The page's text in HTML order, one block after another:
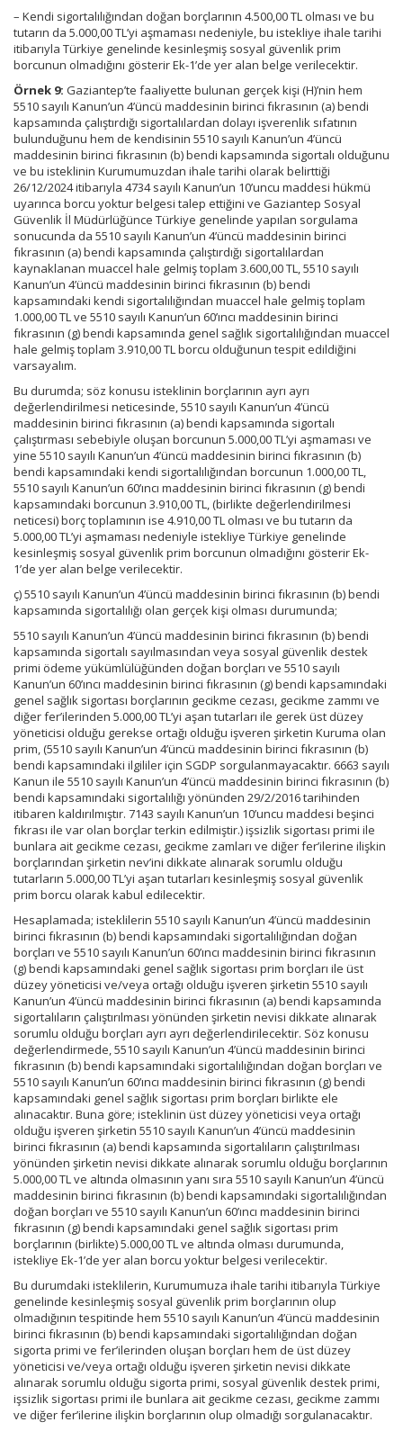
– Kendi sigortalılığından doğan borçlarının 4.500,00 TL olması ve bu
tutarın da 5.000,00 TL’yi aşmaması nedeniyle, bu istekliye ihale tarihi
itibarıyla Türkiye genelinde kesinleşmiş sosyal güvenlik prim
borcunun olmadığını gösterir Ek-1’de yer alan belge verilecektir.
Örnek 9: Gaziantep’te faaliyette bulunan gerçek kişi (H)’nin hem
5510 sayılı Kanun’un 4’üncü maddesinin birinci fıkrasının (a) bendi
kapsamında çalıştırdığı sigortalılardan dolayı işverenlik sıfatının
bulunduğunu hem de kendisinin 5510 sayılı Kanun’un 4’üncü
maddesinin birinci fıkrasının (b) bendi kapsamında sigortalı olduğunu
ve bu isteklinin Kurumumuzdan ihale tarihi olarak belirttiği
26/12/2024 itibarıyla 4734 sayılı Kanun’un 10’uncu maddesi hükmü
uyarınca borcu yoktur belgesi talep ettiğini ve Gaziantep Sosyal
Güvenlik İl Müdürlüğünce Türkiye genelinde yapılan sorgulama
sonucunda da 5510 sayılı Kanun’un 4’üncü maddesinin birinci
fıkrasının (a) bendi kapsamında çalıştırdığı sigortalılardan
kaynaklanan muaccel hale gelmiş toplam 3.600,00 TL, 5510 sayılı
Kanun’un 4’üncü maddesinin birinci fıkrasının (b) bendi
kapsamındaki kendi sigortalılığından muaccel hale gelmiş toplam
1.000,00 TL ve 5510 sayılı Kanun’un 60’ıncı maddesinin birinci
fıkrasının (g) bendi kapsamında genel sağlık sigortalılığından muaccel
hale gelmiş toplam 3.910,00 TL borcu olduğunun tespit edildiğini
varsayalım.
Bu durumda; söz konusu isteklinin borçlarının ayrı ayrı
değerlendirilmesi neticesinde, 5510 sayılı Kanun’un 4’üncü
maddesinin birinci fıkrasının (a) bendi kapsamında sigortalı
çalıştırması sebebiyle oluşan borcunun 5.000,00 TL’yi aşmaması ve
yine 5510 sayılı Kanun’un 4’üncü maddesinin birinci fıkrasının (b)
bendi kapsamındaki kendi sigortalılığından borcunun 1.000,00 TL,
5510 sayılı Kanun’un 60’ıncı maddesinin birinci fıkrasının (g) bendi
kapsamındaki borcunun 3.910,00 TL, (birlikte değerlendirilmesi
neticesi) borç toplamının ise 4.910,00 TL olması ve bu tutarın da
5.000,00 TL’yi aşmaması nedeniyle istekliye Türkiye genelinde
kesinleşmiş sosyal güvenlik prim borcunun olmadığını gösterir Ek-
1’de yer alan belge verilecektir.
ç) 5510 sayılı Kanun’un 4’üncü maddesinin birinci fıkrasının (b) bendi
kapsamında sigortalılığı olan gerçek kişi olması durumunda;
5510 sayılı Kanun’un 4’üncü maddesinin birinci fıkrasının (b) bendi
kapsamında sigortalı sayılmasından veya sosyal güvenlik destek
primi ödeme yükümlülüğünden doğan borçları ve 5510 sayılı
Kanun’un 60’ıncı maddesinin birinci fıkrasının (g) bendi kapsamındaki
genel sağlık sigortası borçlarının gecikme cezası, gecikme zammı ve
diğer fer’ilerinden 5.000,00 TL’yi aşan tutarları ile gerek üst düzey
yöneticisi olduğu gerekse ortağı olduğu işveren şirketin Kuruma olan
prim, (5510 sayılı Kanun’un 4’üncü maddesinin birinci fıkrasının (b)
bendi kapsamındaki ilgililer için SGDP sorgulanmayacaktır. 6663 sayılı
Kanun ile 5510 sayılı Kanun’un 4’üncü maddesinin birinci fıkrasının (b)
bendi kapsamındaki sigortalılığı yönünden 29/2/2016 tarihinden
itibaren kaldırılmıştır. 7143 sayılı Kanun’un 10’uncu maddesi beşinci
fıkrası ile var olan borçlar terkin edilmiştir.) işsizlik sigortası primi ile
bunlara ait gecikme cezası, gecikme zamları ve diğer fer’ilerine ilişkin
borçlarından şirketin nev’ini dikkate alınarak sorumlu olduğu
tutarların 5.000,00 TL’yi aşan tutarları kesinleşmiş sosyal güvenlik
prim borcu olarak kabul edilecektir.
Hesaplamada; isteklilerin 5510 sayılı Kanun’un 4’üncü maddesinin
birinci fıkrasının (b) bendi kapsamındaki sigortalılığından doğan
borçları ve 5510 sayılı Kanun’un 60’ıncı maddesinin birinci fıkrasının
(g) bendi kapsamındaki genel sağlık sigortası prim borçları ile üst
düzey yöneticisi ve/veya ortağı olduğu işveren şirketin 5510 sayılı
Kanun’un 4’üncü maddesinin birinci fıkrasının (a) bendi kapsamında
sigortalıların çalıştırılması yönünden şirketin nevisi dikkate alınarak
sorumlu olduğu borçları ayrı ayrı değerlendirilecektir. Söz konusu
değerlendirmede, 5510 sayılı Kanun’un 4’üncü maddesinin birinci
fıkrasının (b) bendi kapsamındaki sigortalılığından doğan borçları ve
5510 sayılı Kanun’un 60’ıncı maddesinin birinci fıkrasının (g) bendi
kapsamındaki genel sağlık sigortası prim borçları birlikte ele
alınacaktır. Buna göre; isteklinin üst düzey yöneticisi veya ortağı
olduğu işveren şirketin 5510 sayılı Kanun’un 4’üncü maddesinin
birinci fıkrasının (a) bendi kapsamında sigortalıların çalıştırılması
yönünden şirketin nevisi dikkate alınarak sorumlu olduğu borçlarının
5.000,00 TL ve altında olmasının yanı sıra 5510 sayılı Kanun’un 4’üncü
maddesinin birinci fıkrasının (b) bendi kapsamındaki sigortalılığından
doğan borçları ve 5510 sayılı Kanun’un 60’ıncı maddesinin birinci
fıkrasının (g) bendi kapsamındaki genel sağlık sigortası prim
borçlarının (birlikte) 5.000,00 TL ve altında olması durumunda,
istekliye Ek-1’de yer alan borcu yoktur belgesi verilecektir.
Bu durumdaki isteklilerin, Kurumumuza ihale tarihi itibarıyla Türkiye
genelinde kesinleşmiş sosyal güvenlik prim borçlarının olup
olmadığının tespitinde hem 5510 sayılı Kanun’un 4’üncü maddesinin
birinci fıkrasının (b) bendi kapsamındaki sigortalılığından doğan
sigorta primi ve fer’ilerinden oluşan borçları hem de üst düzey
yöneticisi ve/veya ortağı olduğu işveren şirketin nevisi dikkate
alınarak sorumlu olduğu sigorta primi, sosyal güvenlik destek primi,
işsizlik sigortası primi ile bunlara ait gecikme cezası, gecikme zammı
ve diğer fer’ilerine ilişkin borçlarının olup olmadığı sorgulanacaktır.